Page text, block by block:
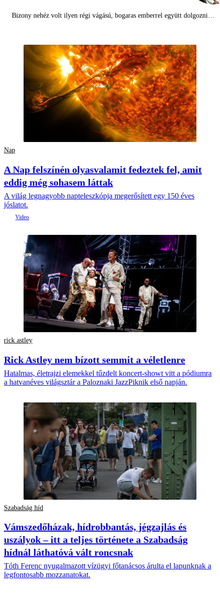
Bizony nehéz volt ilyen régi vágású, bogaras emberrel együtt dolgozni…
Nap
A Nap felszínén olyasvalamit fedeztek fel, amit
eddig még sohasem láttak
A világ legnagyobb napteleszkópja megerősített egy 150 éves
jóslatot.
rick astley
Rick Astley nem bízott semmit a véletlenre
Hatalmas, életrajzi elemekkel tűzdelt koncert-showt vitt a pódiumra
a hatvanéves világsztár a Paloznaki JazzPiknik első napján.
Szabadság híd
Vámszedőházak, hídrobbantás, jégzajlás és
uszályok – itt a teljes története a Szabadság
hídnál láthatóvá vált roncsnak
Tóth Ferenc nyugalmazott vízügyi főtanácsos árulta el lapunknak a
legfontosabb mozzanatokat.